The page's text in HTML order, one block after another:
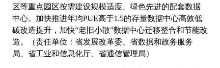
区等重点园区按需建设规模适度、绿色先进的配套数据
中心。加快推进年均PUE高于1.5的存量数据中心高效低
碳改造提升，加快“老旧小散”数据中心迁移整合和节能改
造。（责任单位：省发展改革委、省数据和政务服务
局、省工业和信息化厅、省通信管理局）